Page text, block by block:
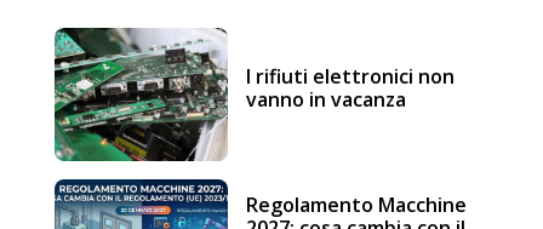
I rifiuti elettronici non
vanno in vacanza
Regolamento Macchine